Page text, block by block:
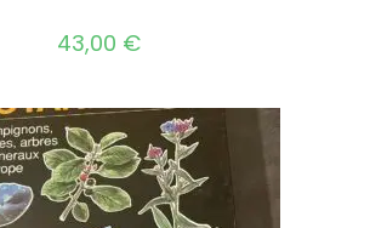
43,00 €